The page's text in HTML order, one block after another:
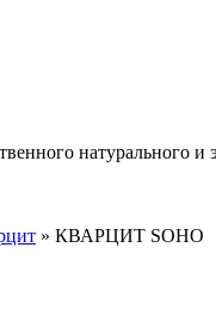
» КВАРЦИТ SOHO